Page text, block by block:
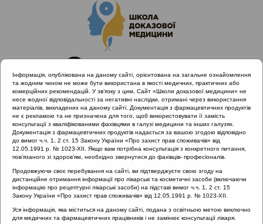
Головна
Матеріали за МКХ-11
04 Порушення імунної системи
Отелло, що душить із кутка
Отелло, що душить із
Інформація, опублікована на даному сайті, орієнтована на загальне ознайомлення
та жодним чином не може бути використана в якості медичних, практичних або
комерційних рекомендацій. У зв’язку з цим, Сайт «Школи доказової медицини» не
несе жодної відповідальності за негативні наслідки, отримані через використання
матеріалів, викладених на даному сайті. Документація з фармацевтичних продуктів
не є рекламою та не призначена для того, щоб використовувати її замість
консультації з кваліфікованими фахівцями в галузі медицини та інших галузях.
Документація з фармацевтичних продуктів надається за вашою згодою відповідно
до вимог ч.ч. 1, 2 ст. 15 Закону України «Про захист прав споживачів» від
12.05.1991 р. № 1023-XII. Якщо вам потрібна консультація з конкретного питання,
пов’язаного зі здоров’ям, необхідно звернутися до фахівців- професіоналів.
Продовжуючи своє перебування на сайті, ви підтверджуєте свою згоду на
дистанційне отримання інформації про лікарські та косметичні засоби (включаючи
інформацію про рецептурні лікарські засоби) на підставі вимог ч.ч. 1, 2 ст. 15
Закону України «Про захист прав споживачів» від 12.05.1991 р. № 1023-XII.
Уся інформація, яка міститься на даному сайті, подана з освітньою метою виключно
для медичних та фармацевтичних працівників і не замінює консультації лікаря.